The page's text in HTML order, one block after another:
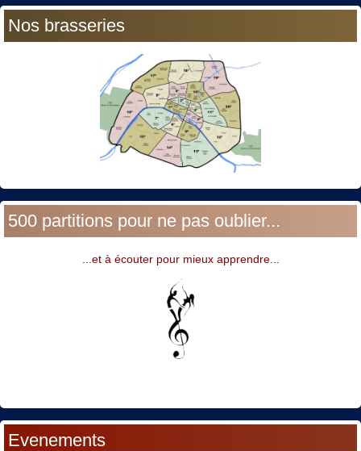
Nos brasseries
500 partitions pour ne pas oublier...
...et à écouter pour mieux apprendre...
Evenements